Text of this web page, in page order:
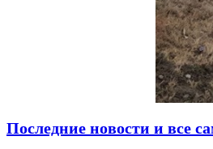
Последние новости и все